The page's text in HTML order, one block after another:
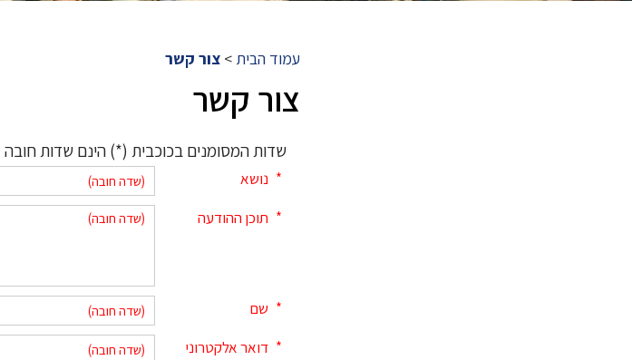
עמוד הבית > צור קשר
צור קשר
שדות המסומנים בכוכבית (*) הינם שדות חובה
* נושא
* תוכן ההודעה
* שם
* דואר אלקטרוני